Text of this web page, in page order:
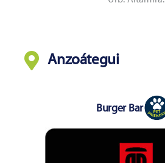
Anzoátegui
Burger Bar